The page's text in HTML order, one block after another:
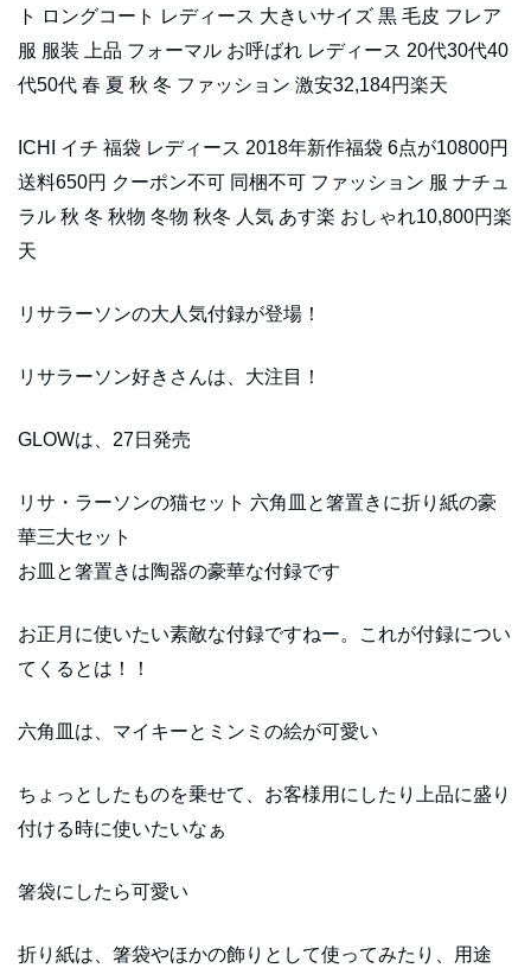
ト ロングコート レディース 大きいサイズ 黒 毛皮 フレア
服 服装 上品 フォーマル お呼ばれ レディース 20代30代40
代50代 春 夏 秋 冬 ファッション 激安32,184円楽天
ICHI イチ 福袋 レディース 2018年新作福袋 6点が10800円
送料650円 クーポン不可 同梱不可 ファッション 服 ナチュ
ラル 秋 冬 秋物 冬物 秋冬 人気 あす楽 おしゃれ10,800円楽
天
リサラーソンの大人気付録が登場！
リサラーソン好きさんは、大注目！
GLOWは、27日発売
リサ・ラーソンの猫セット 六角皿と箸置きに折り紙の豪
華三大セット
お皿と箸置きは陶器の豪華な付録です
お正月に使いたい素敵な付録ですねー。これが付録につい
てくるとは！！
六角皿は、マイキーとミンミの絵が可愛い
ちょっとしたものを乗せて、お客様用にしたり上品に盛り
付ける時に使いたいなぁ
箸袋にしたら可愛い
折り紙は、箸袋やほかの飾りとして使ってみたり、用途